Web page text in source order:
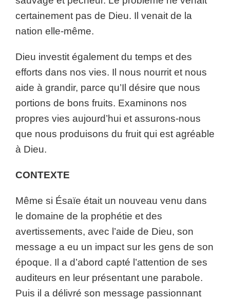
certainement pas de Dieu. Il venait de la
nation elle-même.
Dieu investit également du temps et des
efforts dans nos vies. Il nous nourrit et nous
aide à grandir, parce qu’Il désire que nous
portions de bons fruits. Examinons nos
propres vies aujourd’hui et assurons-nous
que nous produisons du fruit qui est agréable
à Dieu.
CONTEXTE
Même si Ésaïe était un nouveau venu dans
le domaine de la prophétie et des
avertissements, avec l’aide de Dieu, son
message a eu un impact sur les gens de son
époque. Il a d’abord capté l’attention de ses
auditeurs en leur présentant une parabole.
Puis il a délivré son message passionnant